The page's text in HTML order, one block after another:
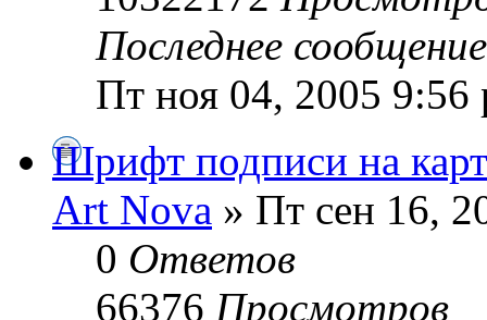
Последнее
Пт ноя 04, 2005 9:56
Шрифт подписи на
Art Nova » Пт сен 16,
0 Ответов
66376 Просмотров